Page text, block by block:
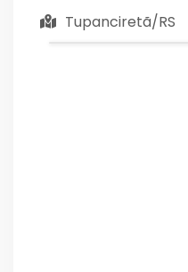
Tupanciretã/RS